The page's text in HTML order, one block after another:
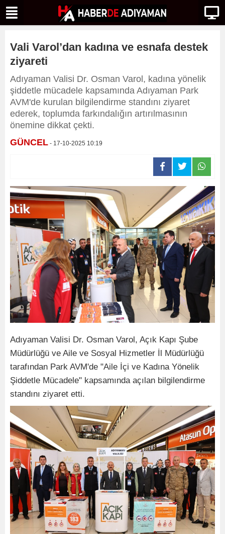
Vali Varol’dan kadına ve esnafa destek
ziyareti
Adıyaman Valisi Dr. Osman Varol, kadına yönelik
şiddetle mücadele kapsamında Adıyaman Park
AVM'de kurulan bilgilendirme standını ziyaret
ederek, toplumda farkındalığın artırılmasının
önemine dikkat çekti.
GÜNCEL - 17-10-2025 10:19
Adıyaman Valisi Dr. Osman Varol, Açık Kapı Şube
Müdürlüğü ve Aile ve Sosyal Hizmetler İl Müdürlüğü
tarafından Park AVM'de "Aile İçi ve Kadına Yönelik
Şiddetle Mücadele" kapsamında açılan bilgilendirme
standını ziyaret etti.